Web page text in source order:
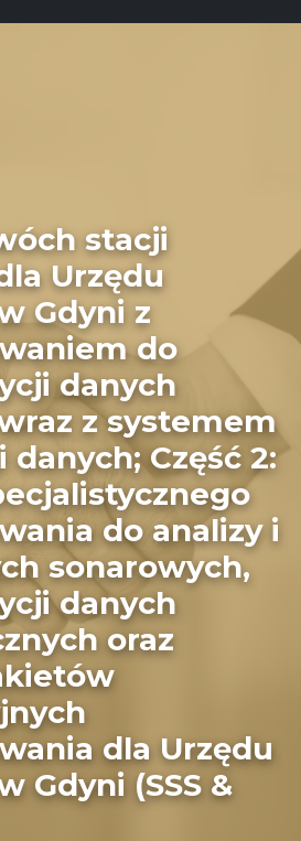
stacji
Urzędu
Gdyni z
do
danych
wraz z systemem
Część 2:
do analizy i
sonarowych,
danych
oraz
dla Urzędu
Gdyni (SSS &